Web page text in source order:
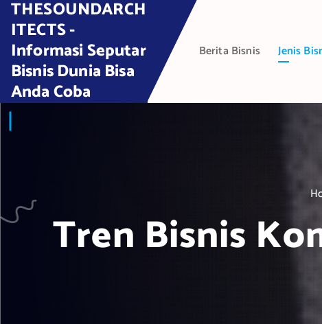
t
THESOUNDARCH
ITECTS -
Informasi Seputar
Bisnis Dunia Bisa
Anda Coba
Berita Bisnis Jenis
Tren Bisnis